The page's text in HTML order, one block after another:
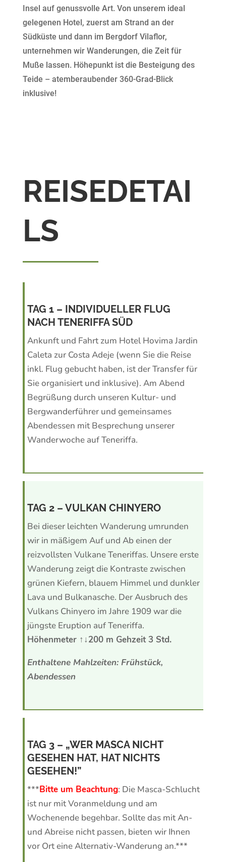
Insel auf genussvolle Art. Von unserem ideal
gelegenen Hotel, zuerst am Strand an der
Südküste und dann im Bergdorf Vilaflor,
unternehmen wir Wanderungen, die Zeit für
Muße lassen. Höhepunkt ist die Besteigung des
Teide – atemberaubender 360-Grad-Blick
inklusive!
REISEDETAI
LS
TAG 1 – INDIVIDUELLER FLUG
NACH TENERIFFA SÜD
Ankunft und Fahrt zum Hotel Hovima Jardin
Caleta zur Costa Adeje (wenn Sie die Reise
inkl. Flug gebucht haben, ist der Transfer für
Sie organisiert und inklusive). Am Abend
Begrüßung durch unseren Kultur- und
Bergwanderführer und gemeinsames
Abendessen mit Besprechung unserer
Wanderwoche auf Teneriffa.
TAG 2 – VULKAN CHINYERO
Bei dieser leichten Wanderung umrunden
wir in mäßigem Auf und Ab einen der
reizvollsten Vulkane Teneriffas. Unsere erste
Wanderung zeigt die Kontraste zwischen
grünen Kiefern, blauem Himmel und dunkler
Lava und Bulkanasche. Der Ausbruch des
Vulkans Chinyero im Jahre 1909 war die
jüngste Eruption auf Teneriffa.
Höhenmeter ↑↓200 m Gehzeit 3 Std.
Enthaltene Mahlzeiten: Frühstück,
Abendessen
TAG 3 – „WER MASCA NICHT
GESEHEN HAT, HAT NICHTS
GESEHEN!”
***Bitte um Beachtung: Die Masca-Schlucht
ist nur mit Voranmeldung und am
Wochenende begehbar. Sollte das mit An-
und Abreise nicht passen, bieten wir Ihnen
vor Ort eine Alternativ-Wanderung an.***